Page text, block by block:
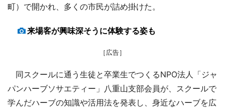
町）で開かれ、多くの市民が詰め掛けた。
来場客が興味深そうに体験する姿も
［広告］
同スクールに通う生徒と卒業生でつくるNPO法人「ジャ
パンハーブソサエティー」八重山支部会員が、スクールで
学んだハーブの知識や活用法を発表し、身近なハーブを広